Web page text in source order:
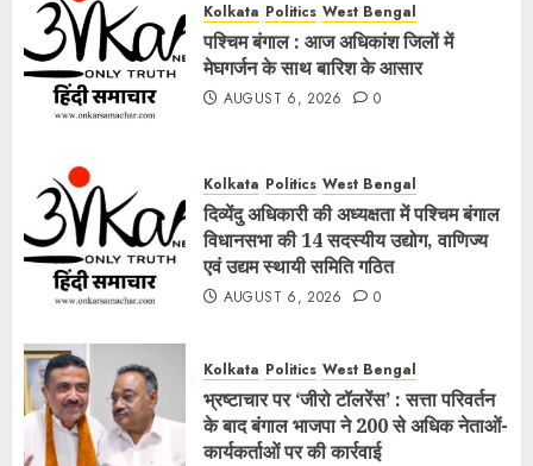
Kolkata Politics West Bengal
पश्चिम बंगाल : आज अधिकांश जिलों में
मेघगर्जन के साथ बारिश के आसार
AUGUST 6, 2026 0
Kolkata Politics West Bengal
दिव्येंदु अधिकारी की अध्यक्षता में पश्चिम बंगाल
विधानसभा की 14 सदस्यीय उद्योग, वाणिज्य
एवं उद्यम स्थायी समिति गठित
AUGUST 6, 2026 0
Kolkata Politics West Bengal
भ्रष्टाचार पर ‘जीरो टॉलरेंस’ : सत्ता परिवर्तन
के बाद बंगाल भाजपा ने 200 से अधिक नेताओं-
कार्यकर्ताओं पर की कार्रवाई